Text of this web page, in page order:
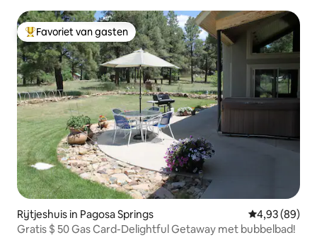
Topfavoriet van gasten
Favoriet van gasten
Rijtjeshuis in Pagosa Springs Gemiddelde
4,93 (89)
Gratis $ 50 Gas Card-Delightful Getaway met bubbelbad!